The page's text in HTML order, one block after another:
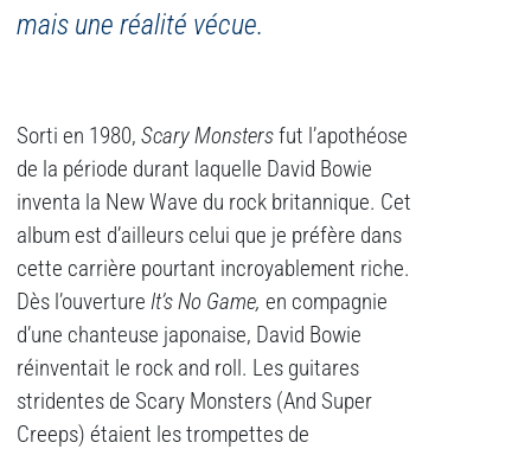
mais une réalité vécue.
Sorti en 1980, Scary Monstersfut l’apothéose
de la période durant laquelle David Bowie
inventa la New Wave du rock britannique. Cet
album est d’ailleurs celui que je préfère dans
cette carrière pourtant incroyablement riche.
Dès l’ouverture It’s No Game, en compagnie
d’une chanteuse japonaise, David Bowie
réinventait le rock and roll. Les guitares
stridentes de Scary Monsters (And Super
Creeps) étaient les trompettes de